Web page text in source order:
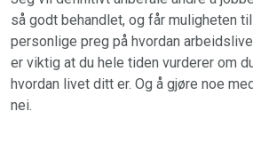
så godt behandlet, og får muligheten
personlige preg på hvordan
er viktig at du hele tiden vurderer om
hvordan livet ditt er. Og å gjøre noe
nei.